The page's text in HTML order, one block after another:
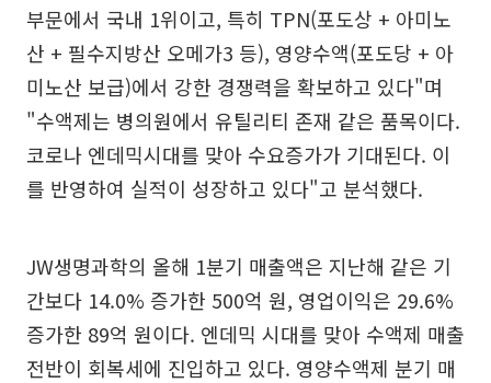
부문에서 국내 1위이고, 특히 TPN(포도상 + 아미노
산 + 필수지방산 오메가3 등), 영양수액(포도당 + 아
미노산 보급)에서 강한 경쟁력을 확보하고 있다"며
"수액제는 병의원에서 유틸리티 존재 같은 품목이다.
코로나 엔데믹시대를 맞아 수요증가가 기대된다. 이
를 반영하여 실적이 성장하고 있다"고 분석했다.
JW생명과학의 올해 1분기 매출액은 지난해 같은 기
간보다 14.0% 증가한 500억 원, 영업이익은 29.6%
증가한 89억 원이다. 엔데믹 시대를 맞아 수액제 매출
전반이 회복세에 진입하고 있다. 영양수액제 분기 매